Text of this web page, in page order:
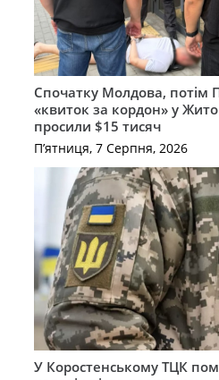
Спочатку Молдова, потім
«квиток за кордон» у
просили $15 тисяч
П’ятниця, 7 Серпня, 2026
У Коростенському ТЦК